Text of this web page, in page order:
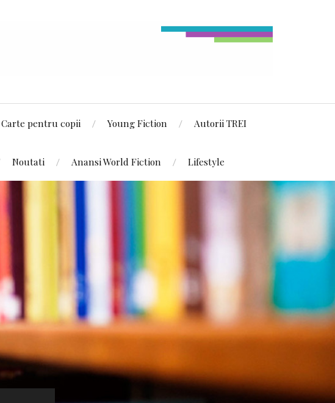
Carte pentru copii Young Fiction Autorii TREI
Noutati Anansi World Fiction Lifestyle